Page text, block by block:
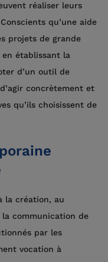
réaliser leurs
qu’une aide
projets de grande
établissant la
d’un outil de
concrètement et
qu’ils choisissent de
la création, au
communication de
par les
vocation à